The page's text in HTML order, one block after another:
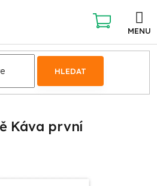
HLEDAT
NÁKUPNÍ
KOŠÍK
Káva první